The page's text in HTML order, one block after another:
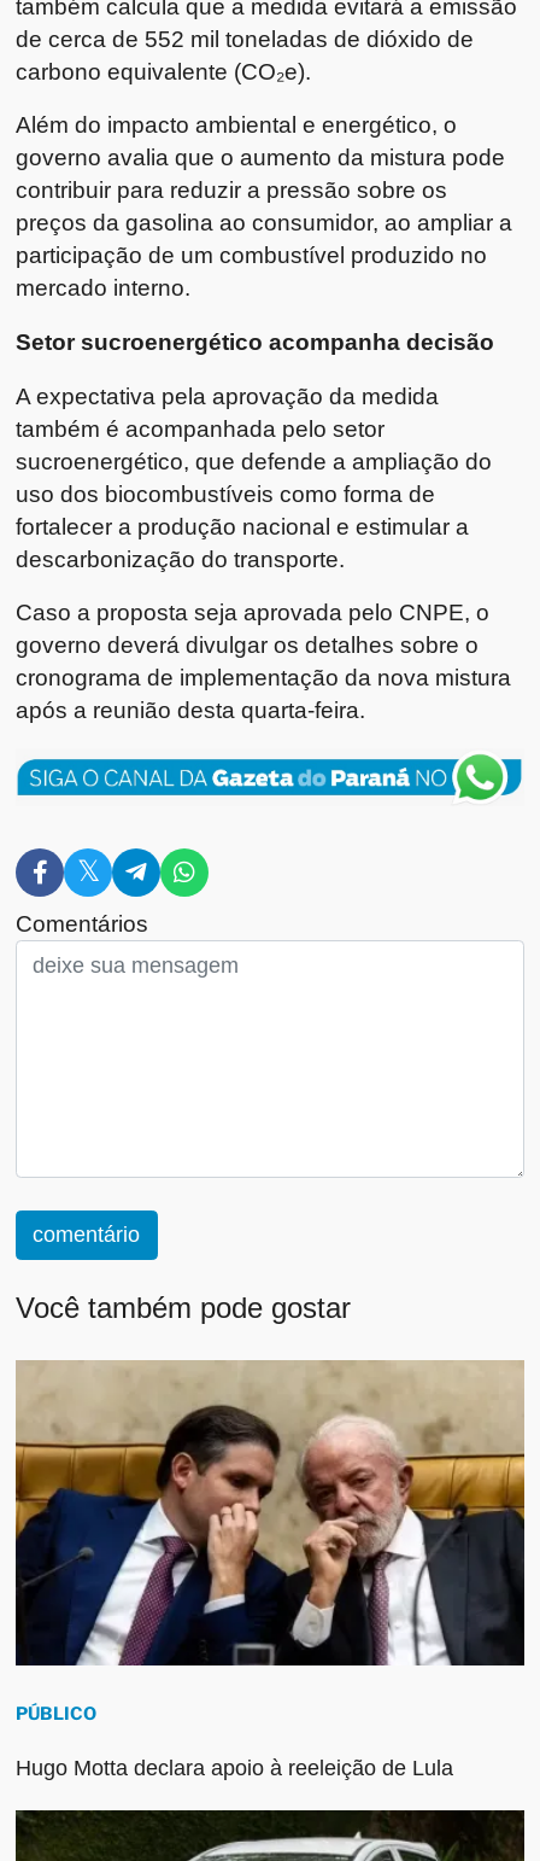
também calcula que a medida evitará a emissão
de cerca de 552 mil toneladas de dióxido de
carbono equivalente (CO₂e).
Além do impacto ambiental e energético, o
governo avalia que o aumento da mistura pode
contribuir para reduzir a pressão sobre os
preços da gasolina ao consumidor, ao ampliar a
participação de um combustível produzido no
mercado interno.
Setor sucroenergético acompanha decisão
A expectativa pela aprovação da medida
também é acompanhada pelo setor
sucroenergético, que defende a ampliação do
uso dos biocombustíveis como forma de
fortalecer a produção nacional e estimular a
descarbonização do transporte.
Caso a proposta seja aprovada pelo CNPE, o
governo deverá divulgar os detalhes sobre o
cronograma de implementação da nova mistura
após a reunião desta quarta-feira.
Comentários
comentário
Você também pode gostar
PÚBLICO
Hugo Motta declara apoio à reeleição de Lula